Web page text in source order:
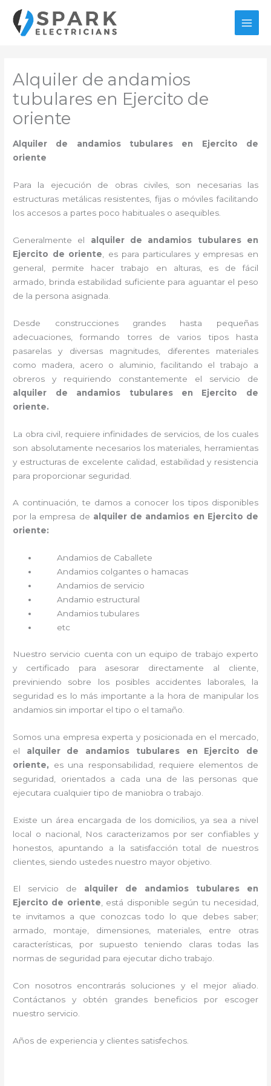
contenido
Alquiler de andamios
tubulares en Ejercito de
oriente
Alquiler de andamios tubulares en Ejercito de
oriente
Para la ejecución de obras civiles, son necesarias las
estructuras metálicas resistentes, fijas o móviles facilitando
los accesos a partes poco habituales o asequibles.
Generalmente el alquiler de andamios tubulares en
Ejercito de oriente , es para particulares y empresas en
general, permite hacer trabajo en alturas, es de fácil
armado, brinda estabilidad suficiente para aguantar el peso
de la persona asignada.
Desde construcciones grandes hasta pequeñas
adecuaciones, formando torres de varios tipos hasta
pasarelas y diversas magnitudes, diferentes materiales
como madera, acero o aluminio, facilitando el trabajo a
obreros y requiriendo constantemente el servicio de
alquiler de andamios tubulares en Ejercito de
oriente.
La obra civil, requiere infinidades de servicios, de los cuales
son absolutamente necesarios los materiales, herramientas
y estructuras de excelente calidad, estabilidad y resistencia
para proporcionar seguridad.
A continuación, te damos a conocer los tipos disponibles
por la empresa de alquiler de andamios en Ejercito de
oriente:
Andamios de Caballete
Andamios colgantes o hamacas
Andamios de servicio
Andamio estructural
Andamios tubulares
etc
Nuestro servicio cuenta con un equipo de trabajo experto
y certificado para asesorar directamente al cliente,
previniendo sobre los posibles accidentes laborales, la
seguridad es lo más importante a la hora de manipular los
andamios sin importar el tipo o el tamaño.
Somos una empresa experta y posicionada en el mercado,
el alquiler de andamios tubulares en Ejercito de
oriente, es una responsabilidad, requiere elementos de
seguridad, orientados a cada una de las personas que
ejecutara cualquier tipo de maniobra o trabajo.
Existe un área encargada de los domicilios, ya sea a nivel
local o nacional, Nos caracterizamos por ser confiables y
honestos, apuntando a la satisfacción total de nuestros
clientes, siendo ustedes nuestro mayor objetivo.
El servicio de alquiler de andamios tubulares en
Ejercito de oriente, está disponible según tu necesidad,
te invitamos a que conozcas todo lo que debes saber;
armado, montaje, dimensiones, materiales, entre otras
características, por supuesto teniendo claras todas las
normas de seguridad para ejecutar dicho trabajo.
Con nosotros encontrarás soluciones y el mejor aliado.
Contáctanos y obtén grandes beneficios por escoger
nuestro servicio.
Años de experiencia y clientes satisfechos.